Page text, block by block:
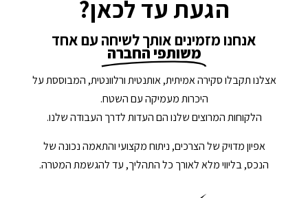
הגעת עד לכאן?
אנחנו מזמינים אותך לשיחה עם אחד
משותפי החברה
אצלנו תקבלו סקירה אמיתית, אותנטית ורלוונטית, המבוססת על
היכרות מעמיקה עם השטח.
הלקוחות המרוצים שלנו הם העדות לדרך העבודה שלנו.
אפיון מדויק של הצרכים, ניתוח מקצועי והתאמה נכונה של
הנכס, בליווי מלא לאורך כל התהליך, עד להגשמת המטרה.